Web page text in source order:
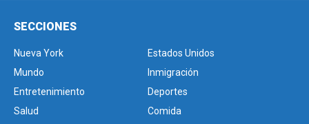
SECCIONES
Nueva York
Estados Unidos
Mundo
Inmigración
Entretenimiento
Deportes
Salud
Comida